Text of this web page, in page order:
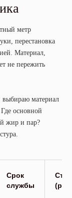
метр
перестановка
Материал,
не пережить
выбираю материал
основной
жир и пар?
Срок
службы